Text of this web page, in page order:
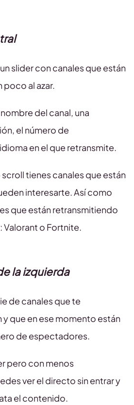
slider con canales que están
poco al azar.
del canal, una
el número de
en el que retransmite.
tienes canales que están
interesarte. Así como
que están retransmitiendo
Valorant o Fortnite.
la izquierda
de canales que te
que en ese momento están
de espectadores.
pero con menos
ver el directo sin entrar y
el contenido.